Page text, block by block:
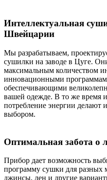
Интеллектуальная
Швейцарии
Мы разрабатываем,
сушилки на заводе в Цуге.
максимальным количеством
инновационными
обеспечивающими
вашей одежде. В то же время
потребление энергии
выбором.
Оптимальная забота о
Прибор дает возможность
программу сушки для разных
джинсы, лен и другие